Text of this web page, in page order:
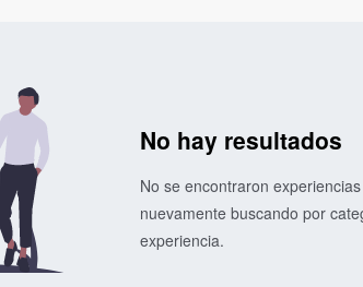
No hay resultados
No se encontraron
nuevamente buscando por
experiencia.